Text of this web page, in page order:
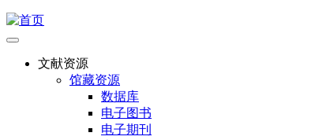
文献资源
馆藏资源
数据库
电子图书
电子期刊